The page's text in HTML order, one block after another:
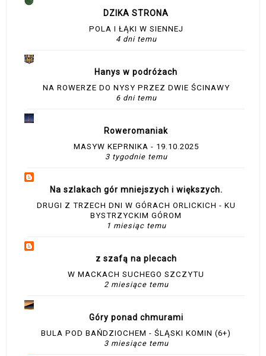
DZIKA STRONA
POLA I ŁĄKI W SIENNEJ
4 dni temu
Hanys w podróżach
NA ROWERZE DO NYSY PRZEZ DWIE ŚCINAWY
6 dni temu
Roweromaniak
MASYW KEPRNIKA - 19.10.2025
3 tygodnie temu
Na szlakach gór mniejszych i większych.
DRUGI Z TRZECH DNI W GÓRACH ORLICKICH - KU
BYSTRZYCKIM GÓROM
1 miesiąc temu
z szafą na plecach
W MACKACH SUCHEGO SZCZYTU
2 miesiące temu
Góry ponad chmurami
BULA POD BAŃDZIOCHEM - ŚLĄSKI KOMIN (6+)
3 miesiące temu